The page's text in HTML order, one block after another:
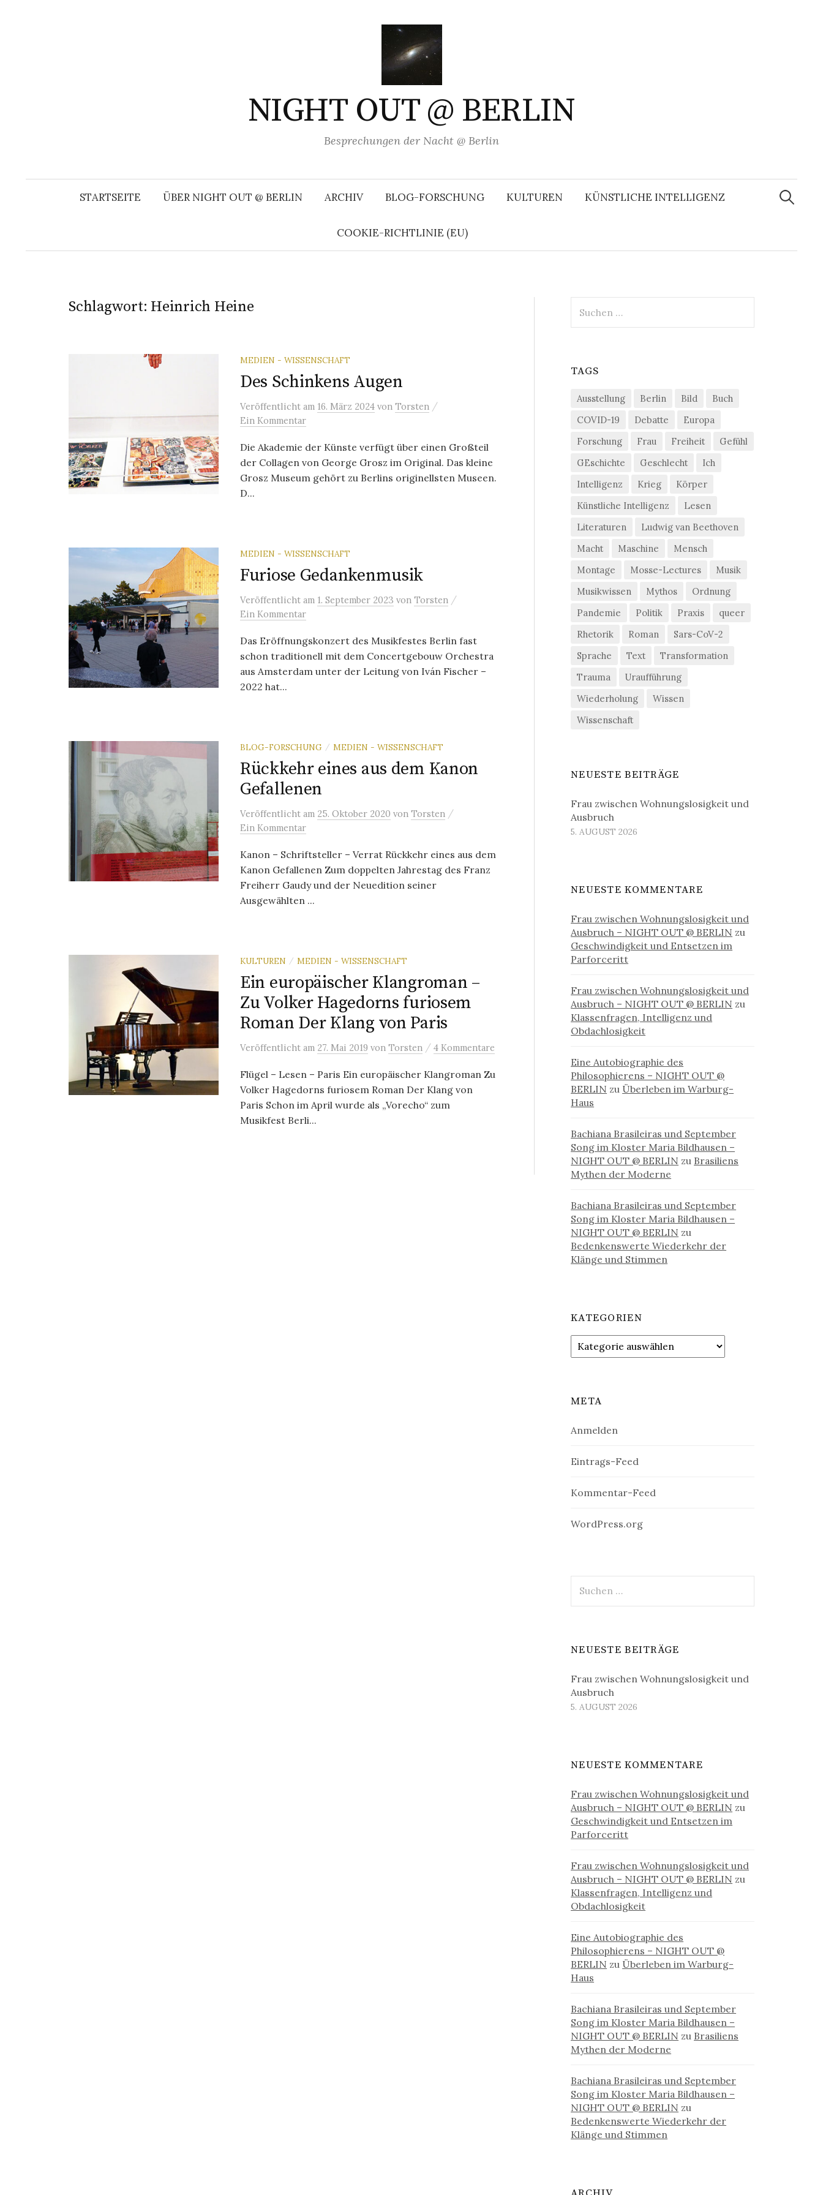
NIGHT OUT @ BERLIN
Besprechungen der Nacht @ Berlin
STARTSEITE ÜBER NIGHT OUT @ BERLIN ARCHIV BLOG-FORSCHUNG KULTUREN KÜNSTLICHE INTELLIGENZ
COOKIE-RICHTLINIE (EU)
Suchen
nach:
Schlagwort: Heinrich Heine
MEDIEN - WISSENSCHAFT
Des Schinkens Augen
Veröffentlicht am 16. März 2024 von Torsten /
Ein Kommentar
Die Akademie der Künste verfügt über einen Großteil
der Collagen von George Grosz im Original. Das kleine
Grosz Museum gehört zu Berlins originellsten Museen.
D...
MEDIEN - WISSENSCHAFT
Furiose Gedankenmusik
Veröffentlicht am 1. September 2023 von Torsten /
Ein Kommentar
Das Eröffnungskonzert des Musikfestes Berlin fast
schon traditionell mit dem Concertgebouw Orchestra
aus Amsterdam unter der Leitung von Iván Fischer –
2022 hat...
BLOG-FORSCHUNG / MEDIEN - WISSENSCHAFT
Rückkehr eines aus dem Kanon
Gefallenen
Veröffentlicht am 25. Oktober 2020 von Torsten /
Ein Kommentar
Kanon – Schriftsteller – Verrat Rückkehr eines aus dem
Kanon Gefallenen Zum doppelten Jahrestag des Franz
Freiherr Gaudy und der Neuedition seiner
Ausgewählten ...
KULTUREN / MEDIEN - WISSENSCHAFT
Ein europäischer Klangroman –
Zu Volker Hagedorns furiosem
Roman Der Klang von Paris
Veröffentlicht am 27. Mai 2019 von Torsten / 4 Kommentare
Flügel – Lesen – Paris Ein europäischer Klangroman Zu
Volker Hagedorns furiosem Roman Der Klang von
Paris Schon im April wurde als „Vorecho“ zum
Musikfest Berli...
nach:
TAGS
Ausstellung Berlin Bild
Buch
COVID-19
Debatte
Europa
Forschung
Frau Freiheit
Gefühl
GEschichte
Geschlecht
Ich
Intelligenz
Krieg
Körper
Künstliche Intelligenz
Lesen
Literaturen
Ludwig van Beethoven
Macht
Maschine
Mensch
Montage
Mosse-Lectures
Musik
Musikwissen
Mythos
Ordnung
Pandemie
Politik Praxis
queer
Rhetorik
Roman
Sars-CoV-2
Sprache
Text
Transformation
Trauma
Uraufführung
Wiederholung
Wissen
Wissenschaft
NEUESTE BEITRÄGE
Frau zwischen Wohnungslosigkeit und
Ausbruch
5. AUGUST 2026
NEUESTE KOMMENTARE
Frau zwischen Wohnungslosigkeit und
Ausbruch – NIGHT OUT @ BERLIN zu
Geschwindigkeit und Entsetzen im
Parforceritt
Frau zwischen Wohnungslosigkeit und
Ausbruch – NIGHT OUT @ BERLIN zu
Klassenfragen, Intelligenz und
Obdachlosigkeit
Eine Autobiographie des
Philosophierens – NIGHT OUT @
BERLIN zu Überleben im Warburg-
Haus
Bachiana Brasileiras und September
Song im Kloster Maria Bildhausen –
NIGHT OUT @ BERLIN zu Brasiliens
Mythen der Moderne
Bachiana Brasileiras und September
Song im Kloster Maria Bildhausen –
NIGHT OUT @ BERLIN zu
Bedenkenswerte Wiederkehr der
Klänge und Stimmen
KATEGORIEN
Kategorien
META
Anmelden
Eintrags-Feed
Kommentar-Feed
WordPress.org
nach:
NEUESTE BEITRÄGE
Frau zwischen Wohnungslosigkeit und
Ausbruch
5. AUGUST 2026
NEUESTE KOMMENTARE
Frau zwischen Wohnungslosigkeit und
Ausbruch – NIGHT OUT @ BERLIN zu
Geschwindigkeit und Entsetzen im
Parforceritt
Frau zwischen Wohnungslosigkeit und
Ausbruch – NIGHT OUT @ BERLIN zu
Klassenfragen, Intelligenz und
Obdachlosigkeit
Eine Autobiographie des
Philosophierens – NIGHT OUT @
BERLIN zu Überleben im Warburg-
Haus
Bachiana Brasileiras und September
Song im Kloster Maria Bildhausen –
NIGHT OUT @ BERLIN zu Brasiliens
Mythen der Moderne
Bachiana Brasileiras und September
Song im Kloster Maria Bildhausen –
NIGHT OUT @ BERLIN zu
Bedenkenswerte Wiederkehr der
Klänge und Stimmen